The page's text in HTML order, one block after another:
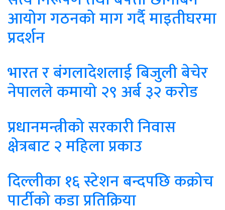
आयोग गठनको माग गर्दै माइतीघरमा
प्रदर्शन
भारत र बंगलादेशलाई बिजुली बेचेर
नेपालले कमायो २९ अर्ब ३२ करोड
प्रधानमन्त्रीको सरकारी निवास
क्षेत्रबाट २ महिला प्रकाउ
दिल्लीका १६ स्टेशन बन्दपछि कक्रोच
पार्टीको कडा प्रतिक्रिया